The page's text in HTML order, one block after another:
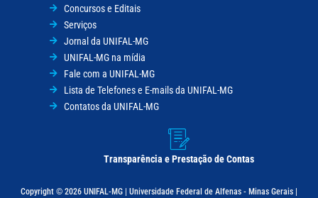
Concursos e Editais
Serviços
Jornal da UNIFAL-MG
UNIFAL-MG na mídia
Fale com a UNIFAL-MG
Lista de Telefones e E-mails da UNIFAL-MG
Contatos da UNIFAL-MG
Transparência e Prestação de Contas
Copyright © 2026 UNIFAL-MG | Universidade Federal de Alfenas - Minas Gerais |